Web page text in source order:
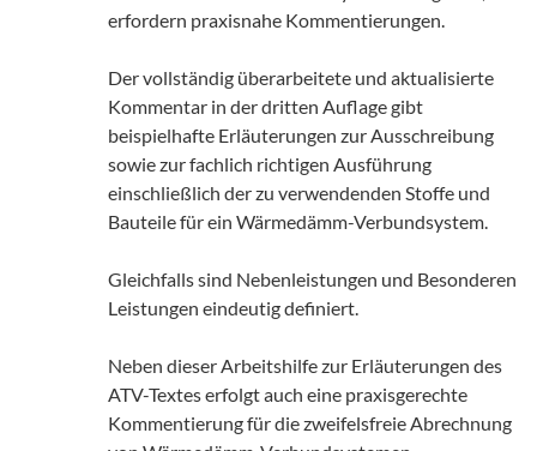
erfordern praxisnahe Kommentierungen.
Der vollständig überarbeitete und aktualisierte
Kommentar in der dritten Auflage gibt
beispielhafte Erläuterungen zur Ausschreibung
sowie zur fachlich richtigen Ausführung
einschließlich der zu verwendenden Stoffe und
Bauteile für ein Wärmedämm-Verbundsystem.
Gleichfalls sind Nebenleistungen und Besonderen
Leistungen eindeutig definiert.
Neben dieser Arbeitshilfe zur Erläuterungen des
ATV-Textes erfolgt auch eine praxisgerechte
Kommentierung für die zweifelsfreie Abrechnung